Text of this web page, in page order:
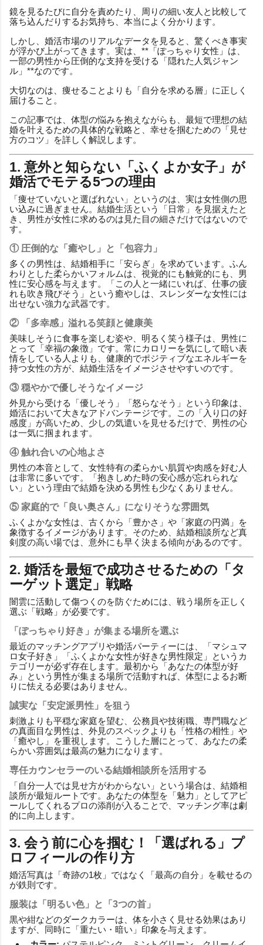
鏡を見るたびに自分を責めたり、周りの細い友人と比較して
落ち込んだりするお気持ち、本当によく分かります。
しかし、婚活市場のリアルなデータを見ると、驚くべき事実
が浮かび上がってきます。実は、**「ぽっちゃり女性」は、
一部の男性から圧倒的な支持を受ける「隠れた人気ジャン
ル」**なのです。
大切なのは、痩せることよりも「自分を求める層」に正しく
届けること。
この記事では、体型の悩みを抱えながらも、最短で理想の結
婚を叶えるための具体的な戦略と、幸せを掴むための「見せ
方のコツ」を詳しく解説します。
1. 意外と知らない「ふくよか女子」が
婚活でモテる5つの理由
「痩せていないと選ばれない」というのは、実は女性側の思
い込みに過ぎません。結婚生活という「日常」を見据えたと
き、男性が女性に求めるのは見た目の細さだけではないので
す。
① 圧倒的な「癒やし」と「包容力」
多くの男性は、結婚相手に「安らぎ」を求めています。ふん
わりとした柔らかいフォルムは、視覚的にも触覚的にも、男
性に安心感を与えます。「この人と一緒にいれば、仕事の疲
れも吹き飛びそう」という癒やしは、スレンダーな女性には
出せない強力な武器です。
② 「多幸感」溢れる笑顔と健康美
美味しそうに食事を楽しむ姿や、明るく笑う様子は、男性に
とって「幸福の象徴」です。常にカロリーを気にして暗い表
情をしている人よりも、健康的でポジティブなエネルギーを
持つ女性の方が、結婚生活をイメージさせやすいのです。
③ 穏やかで優しそうなイメージ
外見から受ける「優しそう」「怒らなそう」という印象は、
婚活において大きなアドバンテージです。この「入り口の好
感度」が高いため、少しの気遣いを見せるだけで、男性の心
は一気に掴まれます。
④ 触れ合いの心地よさ
男性の本音として、女性特有の柔らかい肌質や肉感を好む人
は非常に多いです。「抱きしめた時の安心感が忘れられな
い」という理由で結婚を決める男性も少なくありません。
⑤ 家庭的で「良い奥さん」になりそうな雰囲気
ふくよかな女性は、古くから「豊かさ」や「家庭の円満」を
象徴するイメージがあります。そのため、結婚相談所など真
剣度の高い場では、意外にも早く決まる傾向があるのです。
2. 婚活を最短で成功させるための「タ
ーゲット選定」戦略
闇雲に活動して傷つくのを防ぐためには、戦う場所を正しく
選ぶ「戦略」が必要です。
「ぽっちゃり好き」が集まる場所を選ぶ
最近のマッチングアプリや婚活パーティーには、「マシュマ
ロ女子好き」「ふくよかな女性が好きな男性限定」というカ
テゴリーが必ず存在します。最初から「あなたの体型が好
み」という男性が集まる場所で活動すれば、体型によるお断
りに怯える必要はありません。
誠実な「安定派男性」を狙う
刺激よりも平穏な家庭を望む、公務員や技術職、専門職など
の真面目な男性は、外見のスペックよりも「性格の相性」や
「癒やし」を重視します。こうした層にとって、あなたの柔
らかい雰囲気は最高の魅力になります。
専任カウンセラーのいる結婚相談所を活用する
「自分一人では見せ方がわからない」という場合は、結婚相
談所が最短ルートです。あなたの体型を「魅力」としてアピ
ールしてくれるプロの添削が入ることで、マッチング率は劇
的に向上します。
3. 会う前に心を掴む！「選ばれる」プ
ロフィールの作り方
婚活写真は「奇跡の1枚」ではなく「最高の自分」を載せるの
が鉄則です。
服装は「明るい色」と「3つの首」
黒や紺などのダークカラーは、体を小さく見せる効果はあり
ますが、同時に「重たい・暗い」印象を与えます。